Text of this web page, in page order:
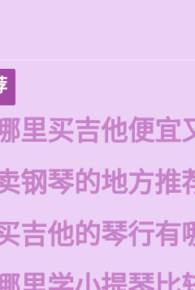
里买吉他便宜
钢琴的地方推
吉他的琴行有